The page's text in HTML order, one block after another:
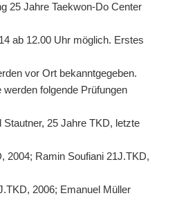
25 Jahre Taekwon-Do Center
ab 12.00 Uhr möglich. Erstes
vor Ort bekanntgegeben.
werden folgende Prüfungen
25 Jahre TKD, letzte
2004; Ramin Soufiani 21J.TKD,
2006; Emanuel Müller